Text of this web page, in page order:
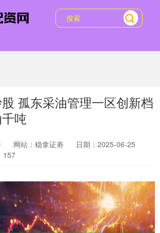
孤东采油管理一区创新档
吨
网站：稳拿证劵
日期：2025-06-25
157